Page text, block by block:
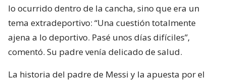
lo ocurrido dentro de la cancha, sino que era un
tema extradeportivo: “Una cuestión totalmente
ajena a lo deportivo. Pasé unos días difíciles”,
comentó. Su padre venía delicado de salud.
La historia del padre de Messi y la apuesta por el